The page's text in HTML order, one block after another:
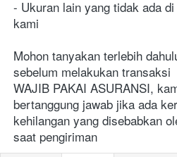
- Ukuran lain yang tidak ada
kami
Mohon tanyakan terlebih
sebelum melakukan transaksi
WAJIB PAKAI ASURANSI,
bertanggung jawab jika ada
kehilangan yang disebabkan
saat pengiriman